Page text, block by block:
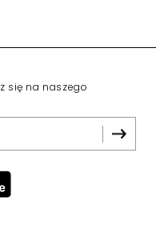
się na naszego